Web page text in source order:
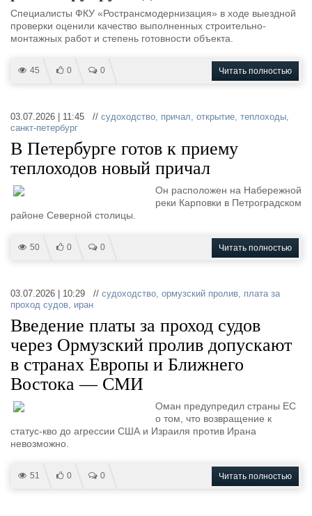
Специалисты ФКУ «Ространсмодернизация» в ходе выездной
проверки оценили качество выполненных строительно-
монтажных работ и степень готовности объекта.
45 0 0 Читать полностью
03.07.2026 | 11:45 // судоходство, причал, открытие, теплоходы,
санкт-петербург
В Петербурге готов к приему
теплоходов новый причал
Он расположен на Набережной
реки Карповки в Петроградском
районе Северной столицы.
50 0 0 Читать полностью
03.07.2026 | 10:29 // судоходство, ормузский пролив, плата за
проход судов, иран
Введение платы за проход судов
через Ормузский пролив допускают
в странах Европы и Ближнего
Востока — СМИ
Оман предупредил страны ЕС
о том, что возвращение к
статус-кво до агрессии США и Израиля против Ирана
невозможно.
51 0 0 Читать полностью